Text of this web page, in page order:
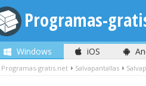
Programas-
Windows iOS
Programas-gratis.net Salvapantallas